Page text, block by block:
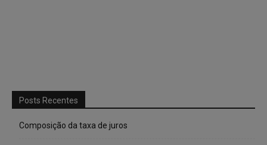
Posts Recentes
Composição da taxa de juros